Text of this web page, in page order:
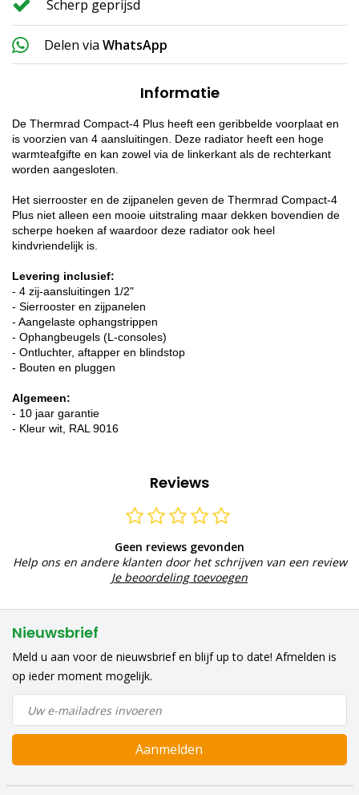
Scherp geprijsd
Delen via WhatsApp
Informatie
De Thermrad Compact-4 Plus heeft een geribbelde voorplaat en
is voorzien van 4 aansluitingen. Deze radiator heeft een hoge
warmteafgifte en kan zowel via de linkerkant als de rechterkant
worden aangesloten.
Het sierrooster en de zijpanelen geven de Thermrad Compact-4
Plus niet alleen een mooie uitstraling maar dekken bovendien de
scherpe hoeken af waardoor deze radiator ook heel
kindvriendelijk is.
Levering inclusief:
- 4 zij-aansluitingen 1/2"
- Sierrooster en zijpanelen
- Aangelaste ophangstrippen
- Ophangbeugels (L-consoles)
- Ontluchter, aftapper en blindstop
- Bouten en pluggen
Algemeen:
- 10 jaar garantie
- Kleur wit, RAL 9016
Reviews
Geen reviews gevonden
Help ons en andere klanten door het schrijven van een review
Je beoordeling toevoegen
Nieuwsbrief
Meld u aan voor de nieuwsbrief en blijf up to date! Afmelden is
op ieder moment mogelijk.
Aanmelden